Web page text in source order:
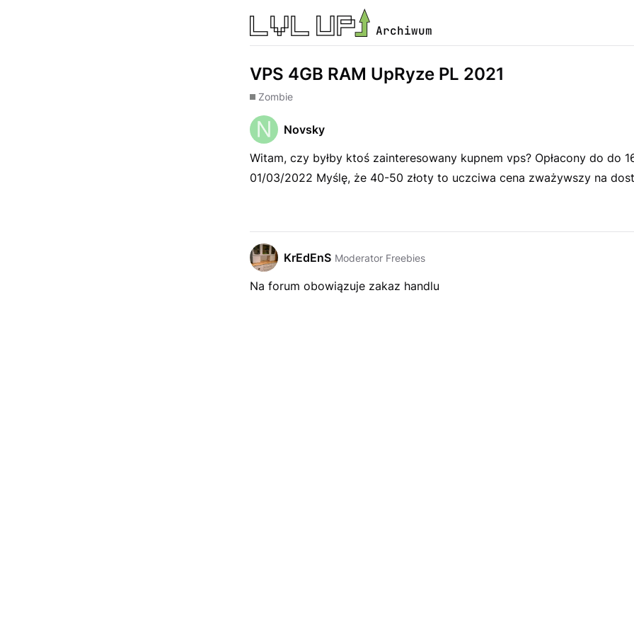
Archiwum
VPS 4GB RAM UpRyze PL 2021
Zombie
Novsky
Witam, czy byłby ktoś zainteresowany kupnem vps? Opłacony do do
01/03/2022 Myślę, że 40-50 złoty to uczciwa cena zważywszy na
KrEdEnS Moderator Freebies
Na forum obowiązuje zakaz handlu